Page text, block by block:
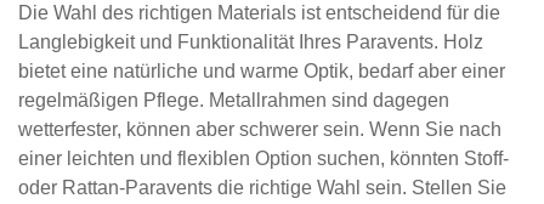
Die Wahl des richtigen Materials ist entscheidend für die
Langlebigkeit und Funktionalität Ihres Paravents. Holz
bietet eine natürliche und warme Optik, bedarf aber einer
regelmäßigen Pflege. Metallrahmen sind dagegen
wetterfester, können aber schwerer sein. Wenn Sie nach
einer leichten und flexiblen Option suchen, könnten Stoff-
oder Rattan-Paravents die richtige Wahl sein. Stellen Sie